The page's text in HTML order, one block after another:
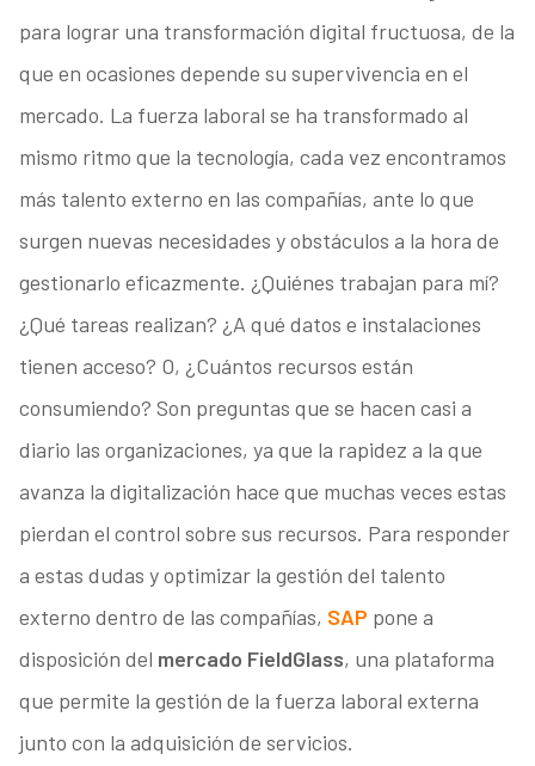
para lograr una transformación digital fructuosa, de la
que en ocasiones depende su supervivencia en el
mercado. La fuerza laboral se ha transformado al
mismo ritmo que la tecnología, cada vez encontramos
más talento externo en las compañías, ante lo que
surgen nuevas necesidades y obstáculos a la hora de
gestionarlo eficazmente. ¿Quiénes trabajan para mí?
¿Qué tareas realizan? ¿A qué datos e instalaciones
tienen acceso? O, ¿Cuántos recursos están
consumiendo? Son preguntas que se hacen casi a
diario las organizaciones, ya que la rapidez a la que
avanza la digitalización hace que muchas veces estas
pierdan el control sobre sus recursos. Para responder
a estas dudas y optimizar la gestión del talento
externo dentro de las compañías, SAP pone a
disposición del mercado FieldGlass, una plataforma
que permite la gestión de la fuerza laboral externa
junto con la adquisición de servicios.